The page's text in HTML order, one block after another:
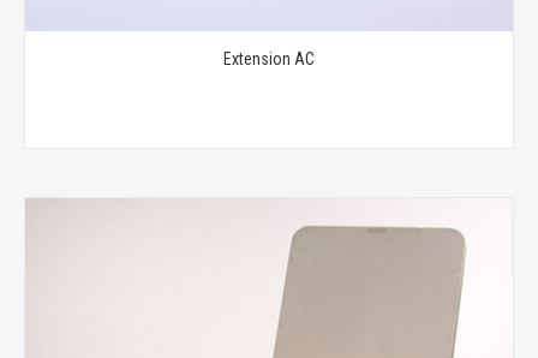
Extension AC